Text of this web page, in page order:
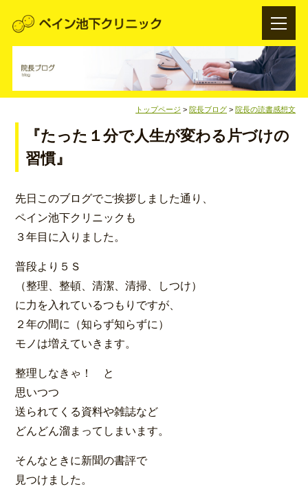
トップページ >院長ブログ >院長の読書感想文
『たった１分で人生が変わる片づけの
習慣』
先日このブログでご挨拶しました通り、
ペイン池下クリニックも
３年目に入りました。
普段より５Ｓ
（整理、整頓、清潔、清掃、しつけ）
に力を入れているつもりですが、
２年の間に（知らず知らずに）
モノは増えていきます。
整理しなきゃ！ と
思いつつ
送られてくる資料や雑誌など
どんどん溜まってしまいます。
そんなときに新聞の書評で
見つけました。